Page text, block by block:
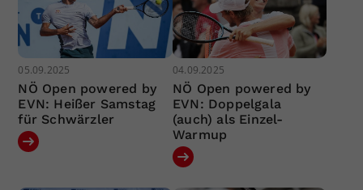
05.09.2025
NÖ Open powered by
EVN: Heißer Samstag
für Schwärzler
04.09.2025
NÖ Open powered by
EVN: Doppelgala
(auch) als Einzel-
Warmup